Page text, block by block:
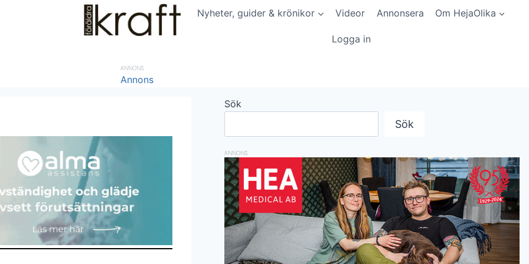
Nyheter, guider & krönikor Videor Annonsera Om HejaOlika
Logga in
ANNONS
Sök
Sök
ANNONS